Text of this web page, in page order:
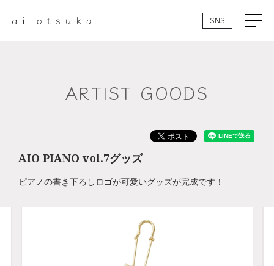
SNS
ARTIST GOODS
AIO PIANO vol.7グッズ
ピアノの書き下ろしロゴが可愛いグッズが完成です！